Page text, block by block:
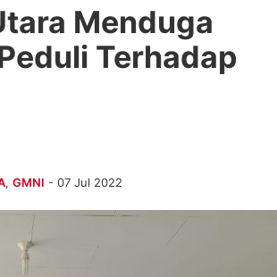
Menduga
Terhadap
, GMNI - 07 Jul 2022